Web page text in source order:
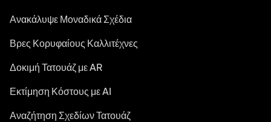
Ανακάλυψε Μοναδικά Σχέδια
Βρες Κορυφαίους Καλλιτέχνες
Δοκιμή Τατουάζ με AR
Εκτίμηση Κόστους με AI
Αναζήτηση Σχεδίων Τατουάζ